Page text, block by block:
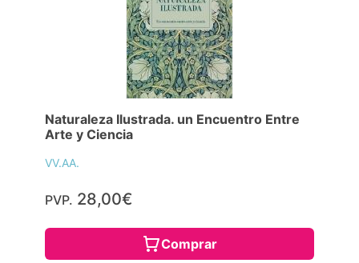
Naturaleza Ilustrada. un Encuentro Entre
Arte y Ciencia
VV.AA.
PVP. 28,00€
Comprar